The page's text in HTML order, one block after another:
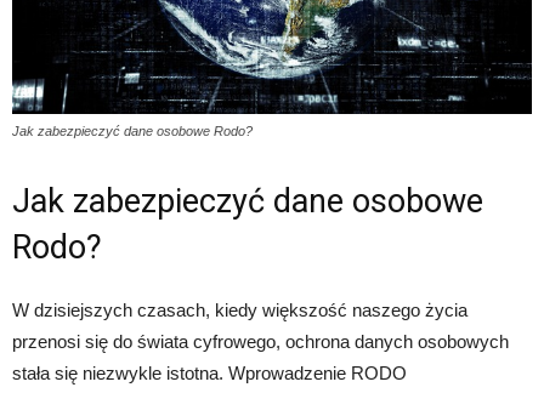
Jak zabezpieczyć dane osobowe Rodo?
Jak zabezpieczyć dane osobowe
Rodo?
W dzisiejszych czasach, kiedy większość naszego życia
przenosi się do świata cyfrowego, ochrona danych osobowych
stała się niezwykle istotna. Wprowadzenie RODO